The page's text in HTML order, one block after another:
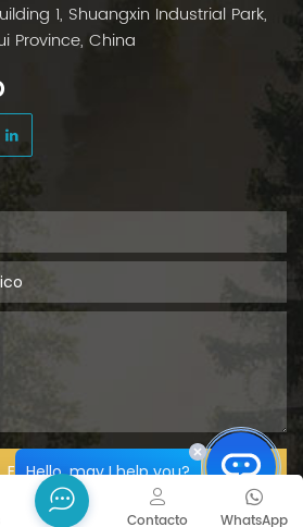
1, Shuangxin Industrial Park,
Province, China
ENTREGAR
WhatsApp
Contacto
Hello, may I help you?